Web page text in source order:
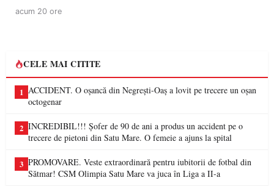
acum 20 ore
CELE MAI CITITE
1 ACCIDENT. O oșancă din Negrești-Oaș a lovit pe trecere un oșan
octogenar
2 INCREDIBIL!!! Șofer de 90 de ani a produs un accident pe o
trecere de pietoni din Satu Mare. O femeie a ajuns la spital
3 PROMOVARE. Veste extraordinară pentru iubitorii de fotbal din
Sătmar! CSM Olimpia Satu Mare va juca în Liga a II-a